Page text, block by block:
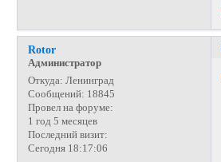
Rotor
Администратор
Откуда: Ленинград
Сообщений: 18845
Провел на форуме:
1 год 5 месяцев
Последний визит:
Сегодня 18:17:06